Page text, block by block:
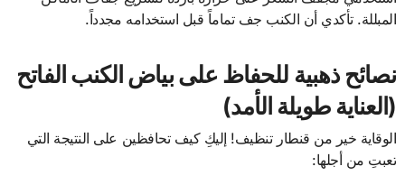
المبللة. تأكدي أن الكنب جف تماماً قبل استخدامه مجدداً.
نصائح ذهبية للحفاظ على بياض الكنب الفاتح
(العناية طويلة الأمد)
الوقاية خير من قنطار تنظيف! إليكِ كيف تحافظين على النتيجة التي
تعبتِ من أجلها: